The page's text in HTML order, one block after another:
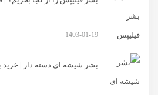
1403-01-19
بشر شیشه ای دسته دار | خرید